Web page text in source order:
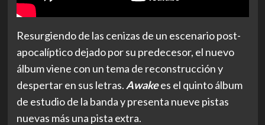
Resurgiendo de las cenizas de un escenario post-
apocalíptico dejado por su predecesor, el nuevo
álbum viene con un tema de reconstrucción y
despertar en sus letras. Awakees el quinto álbum
de estudio de la banda y presenta nueve pistas
nuevas más una pista extra.